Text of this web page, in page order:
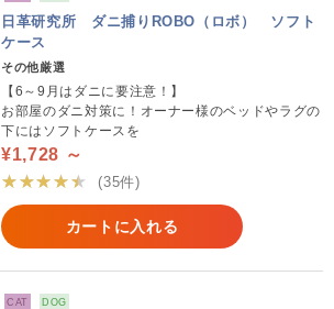
日革研究所 ダニ捕りROBO（ロボ） ソフト
ケース
その他厳選
【6～9月はダニに要注意！】
お部屋のダニ対策に！オーナー様のベッドやラグの
下にはソフトケースを
¥1,728 ～
★★★★★
(35件)
カートに入れる
CAT DOG